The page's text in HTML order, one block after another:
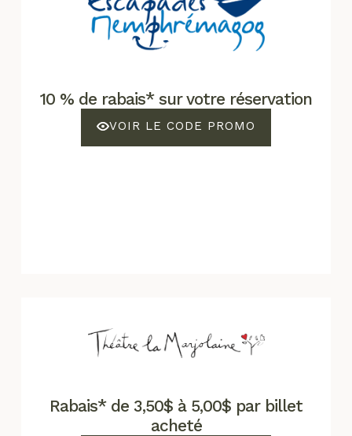
10 % de rabais* sur votre réservation
VOIR LE CODE PROMO
Rabais* de 3,50$ à 5,00$ par billet
acheté